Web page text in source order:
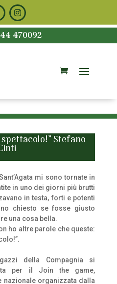
470092
Stefano
mi sono tornate in
in uno dei giorni più brutti
in testa, forti e potenti
chiesto se fosse giusto
una cosa bella.
ho altre parole che queste:
della Compagnia si
per il Join the game,
nazionale organizzata dalla